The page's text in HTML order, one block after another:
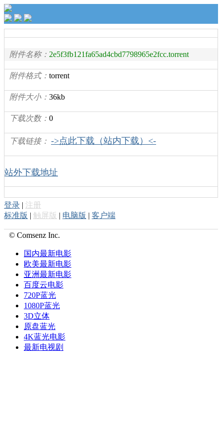
附件名称： 2e5f3fb121fa65ad4cbd7798965e2fcc.torrent
附件格式： torrent
附件大小： 36kb
下载次数： 0
下载链接： ->点此下载（站内下载）<-
站外下载地址
登录 | 注册
标准版 | 触屏版 | 电脑版 | 客户端
© Comsenz Inc.
国内最新电影
欧美最新电影
亚洲最新电影
百度云电影
720P蓝光
1080P蓝光
3D立体
原盘蓝光
4K蓝光电影
最新电视剧